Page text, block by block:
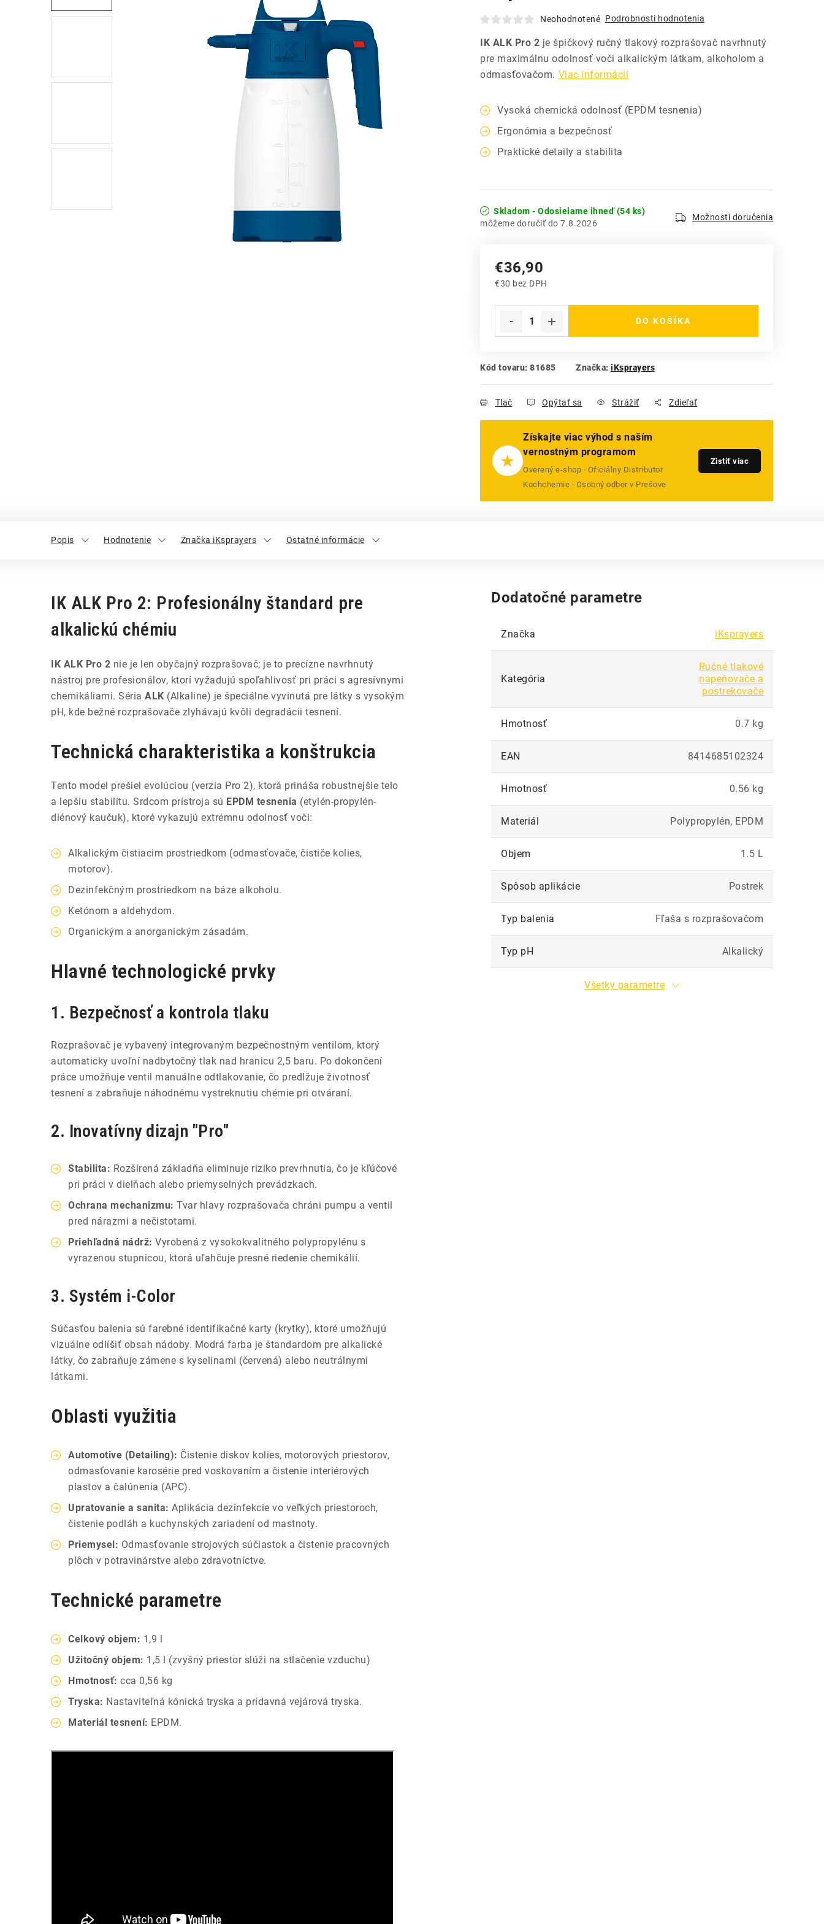
Neohodnotené Podrobnosti hodnotenia
IK ALK Pro 2 je špičkový ručný tlakový rozprašovač navrhnutý
pre maximálnu odolnosť voči alkalickým látkam, alkoholom a
odmasťovačom. Viac informácií
Vysoká chemická odolnosť (EPDM tesnenia)
Ergonómia a bezpečnosť
Praktické detaily a stabilita
Skladom - Odosielame ihneď(54 ks)
7.8.2026
Možnosti doručenia
€36,90
€30 bez DPH
DO KOŠÍKA
Kód tovaru: 81685 Značka: iKsprayers
Tlač Opýtať sa Strážiť Zdieľať
★
Získajte viac výhod s naším
vernostným programom
Overený e-shop · Oficiálny Distributor
Kochchemie · Osobný odber v Prešove
Zistiť viac
Popis Hodnotenie Značka iKsprayers Ostatné informácie
IK ALK Pro 2: Profesionálny štandard pre
alkalickú chémiu
IK ALK Pro 2 nie je len obyčajný rozprašovač; je to precízne navrhnutý
nástroj pre profesionálov, ktorí vyžadujú spoľahlivosť pri práci s agresívnymi
chemikáliami. Séria ALK (Alkaline) je špeciálne vyvinutá pre látky s vysokým
pH, kde bežné rozprašovače zlyhávajú kvôli degradácii tesnení.
Technická charakteristika a konštrukcia
Tento model prešiel evolúciou (verzia Pro 2), ktorá prináša robustnejšie telo
a lepšiu stabilitu. Srdcom prístroja sú EPDM tesnenia (etylén-propylén-
diénový kaučuk), ktoré vykazujú extrémnu odolnosť voči:
Alkalickým čistiacim prostriedkom (odmasťovače, čističe kolies,
motorov).
Dezinfekčným prostriedkom na báze alkoholu.
Ketónom a aldehydom.
Organickým a anorganickým zásadám.
Hlavné technologické prvky
1. Bezpečnosť a kontrola tlaku
Rozprašovač je vybavený integrovaným bezpečnostným ventilom, ktorý
automaticky uvoľní nadbytočný tlak nad hranicu 2,5 baru. Po dokončení
práce umožňuje ventil manuálne odtlakovanie, čo predlžuje životnosť
tesnení a zabraňuje náhodnému vystreknutiu chémie pri otváraní.
2. Inovatívny dizajn "Pro"
Stabilita: Rozšírená základňa eliminuje riziko prevrhnutia, čo je kľúčové
pri práci v dielňach alebo priemyselných prevádzkach.
Ochrana mechanizmu: Tvar hlavy rozprašovača chráni pumpu a ventil
pred nárazmi a nečistotami.
Priehľadná nádrž: Vyrobená z vysokokvalitného polypropylénu s
vyrazenou stupnicou, ktorá uľahčuje presné riedenie chemikálií.
3. Systém i-Color
Súčasťou balenia sú farebné identifikačné karty (krytky), ktoré umožňujú
vizuálne odlíšiť obsah nádoby. Modrá farba je štandardom pre alkalické
látky, čo zabraňuje zámene s kyselinami (červená) alebo neutrálnymi
látkami.
Oblasti využitia
Automotive (Detailing): Čistenie diskov kolies, motorových priestorov,
odmasťovanie karosérie pred voskovaním a čistenie interiérových
plastov a čalúnenia (APC).
Upratovanie a sanita: Aplikácia dezinfekcie vo veľkých priestoroch,
čistenie podláh a kuchynských zariadení od mastnoty.
Priemysel: Odmasťovanie strojových súčiastok a čistenie pracovných
plôch v potravinárstve alebo zdravotníctve.
Technické parametre
Celkový objem: 1,9 l
Užitočný objem: 1,5 l (zvyšný priestor slúži na stlačenie vzduchu)
Hmotnosť: cca 0,56 kg
Tryska: Nastaviteľná kónická tryska a prídavná vejárová tryska.
Materiál tesnení: EPDM.
Dodatočné parametre
Značka iKsprayers
Kategória
Ručné tlakové
napeňovače a
postrekovače
Hmotnosť 0.7 kg
EAN 8414685102324
Hmotnosť 0.56 kg
Materiál Polypropylén, EPDM
Objem 1.5 L
Spôsob aplikácie Postrek
Typ balenia Fľaša s rozprašovačom
Typ pH Alkalický
Všetky parametre